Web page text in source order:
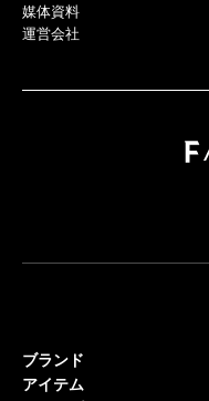
媒体資料
運営会社
ブランド
アイテム